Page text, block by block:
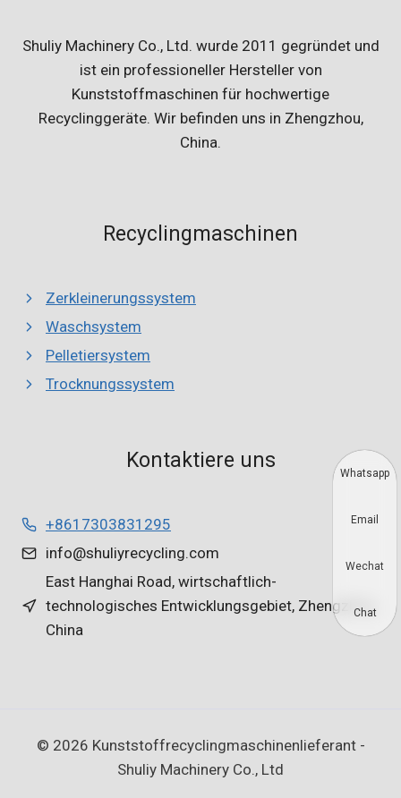
Shuliy Machinery Co., Ltd. wurde 2011 gegründet und
ist ein professioneller Hersteller von
Kunststoffmaschinen für hochwertige
Recyclinggeräte. Wir befinden uns in Zhengzhou,
China.
Recyclingmaschinen
Zerkleinerungssystem
Waschsystem
Pelletiersystem
Trocknungssystem
Kontaktiere uns
+8617303831295
info@shuliyrecycling.com
East Hanghai Road, wirtschaftlich-
technologisches Entwicklungsgebiet, Zhengzhou,
China
© 2026 Kunststoffrecyclingmaschinenlieferant -
Shuliy Machinery Co., Ltd
Whatsapp
Email
Wechat
Chat